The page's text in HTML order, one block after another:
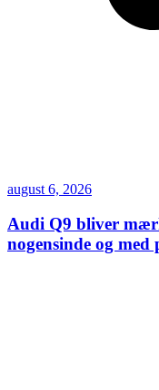
august 6, 2026
Audi Q9 bliver
nogensinde og med